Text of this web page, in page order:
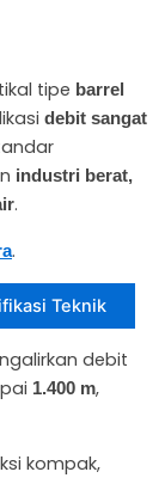
tipe barrel
debit sangat
industri berat,
.
.
Teknik
debit
1.400 m,
kompak,